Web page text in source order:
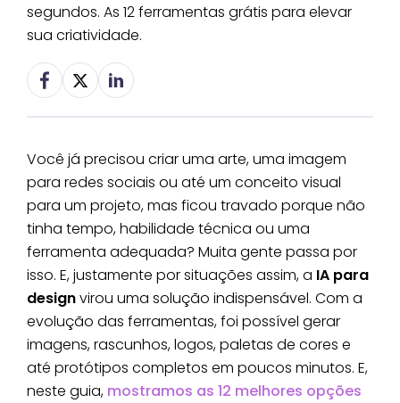
segundos. As 12 ferramentas grátis para elevar
sua criatividade.
Você já precisou criar uma arte, uma imagem
para redes sociais ou até um conceito visual
para um projeto, mas ficou travado porque não
tinha tempo, habilidade técnica ou uma
ferramenta adequada? Muita gente passa por
isso. E, justamente por situações assim, a IA para
designvirou uma solução indispensável. Com a
evolução das ferramentas, foi possível gerar
imagens, rascunhos, logos, paletas de cores e
até protótipos completos em poucos minutos. E,
neste guia, mostramos as 12 melhores opções